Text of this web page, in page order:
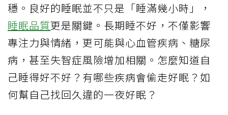
穩。良好的睡眠並不只是「睡滿幾小時」，
睡眠品質更是關鍵。長期睡不好，不僅影響
專注力與情緒，更可能與心血管疾病、糖尿
病，甚至失智症風險增加相關。怎麼知道自
己睡得好不好？有哪些疾病會偷走好眠？如
何幫自己找回久違的一夜好眠？